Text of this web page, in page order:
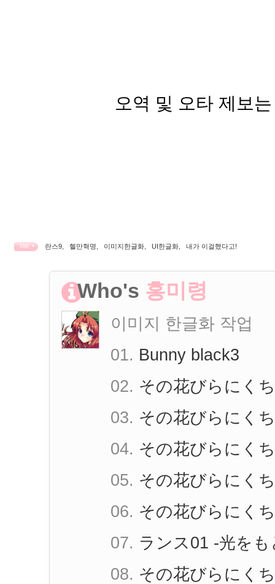
오역 및 오타 제보
TAG • 란스9 헬만혁명 이미지한글화 UI한글화 내가 이걸했다고!
Who's 홍미령
이미지 한글화 작업
01. Bunny black3
02. その花びらにく
03. その花びらにく
04. その花びらにく
05. その花びらにく
06. その花びらにく
07. ランス01 -光を
08. その花びらにく